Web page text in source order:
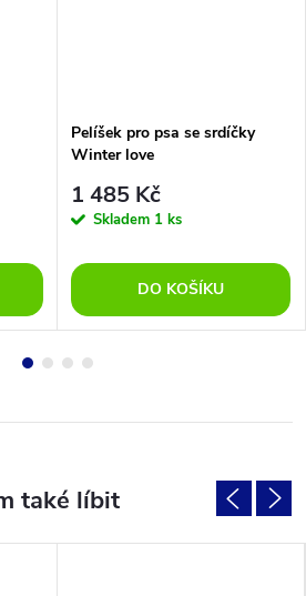
Pelíšek pro psa se srdíčky
Winter love
1 485 Kč
Skladem 1 ks
DO KOŠÍKU